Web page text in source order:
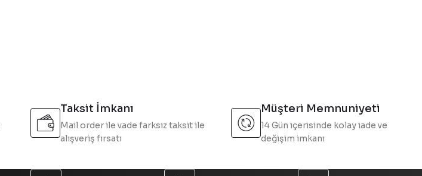
Taksit İmkanı
Mail order ile vade farksız taksit ile
alışveriş fırsatı
Müşteri Memnuniyeti
14 Gün içerisinde kolay iade ve
değişim imkanı